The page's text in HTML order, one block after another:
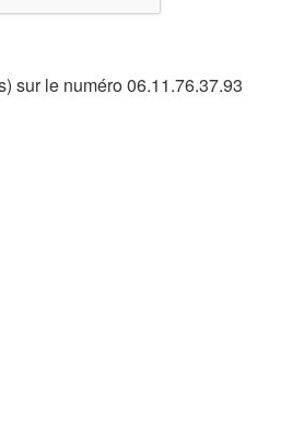
sur le numéro 06.11.76.37.93